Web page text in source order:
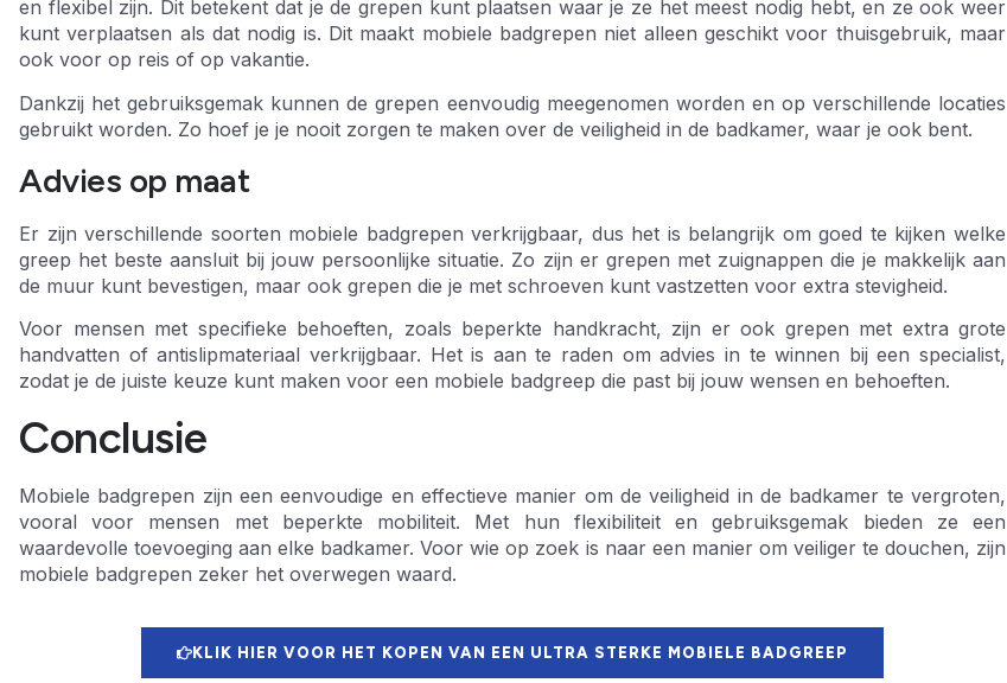
en flexibel zijn. Dit betekent dat je de grepen kunt plaatsen waar je ze het meest nodig hebt, en ze ook weer
kunt verplaatsen als dat nodig is. Dit maakt mobiele badgrepen niet alleen geschikt voor thuisgebruik, maar
ook voor op reis of op vakantie.
Dankzij het gebruiksgemak kunnen de grepen eenvoudig meegenomen worden en op verschillende locaties
gebruikt worden. Zo hoef je je nooit zorgen te maken over de veiligheid in de badkamer, waar je ook bent.
Advies op maat
Er zijn verschillende soorten mobiele badgrepen verkrijgbaar, dus het is belangrijk om goed te kijken welke
greep het beste aansluit bij jouw persoonlijke situatie. Zo zijn er grepen met zuignappen die je makkelijk aan
de muur kunt bevestigen, maar ook grepen die je met schroeven kunt vastzetten voor extra stevigheid.
Voor mensen met specifieke behoeften, zoals beperkte handkracht, zijn er ook grepen met extra grote
handvatten of antislipmateriaal verkrijgbaar. Het is aan te raden om advies in te winnen bij een specialist,
zodat je de juiste keuze kunt maken voor een mobiele badgreep die past bij jouw wensen en behoeften.
Conclusie
Mobiele badgrepen zijn een eenvoudige en effectieve manier om de veiligheid in de badkamer te vergroten,
vooral voor mensen met beperkte mobiliteit. Met hun flexibiliteit en gebruiksgemak bieden ze een
waardevolle toevoeging aan elke badkamer. Voor wie op zoek is naar een manier om veiliger te douchen, zijn
mobiele badgrepen zeker het overwegen waard.
KLIK HIER VOOR HET KOPEN VAN EEN ULTRA STERKE MOBIELE BADGREEP